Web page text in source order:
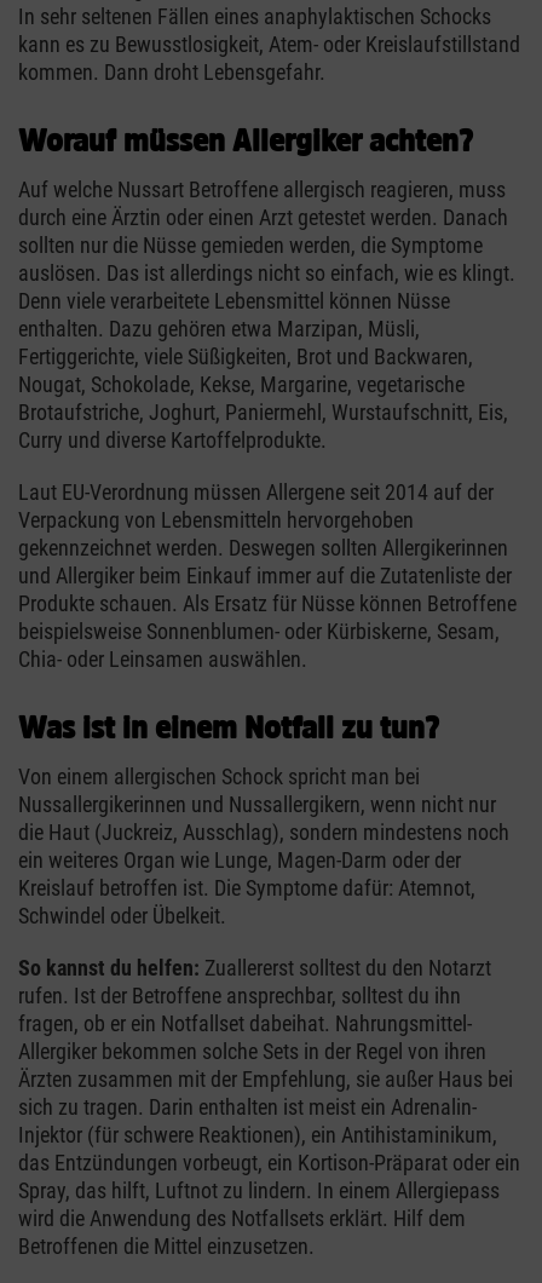
In sehr seltenen Fällen eines anaphylaktischen Schocks
kann es zu Bewusstlosigkeit, Atem- oder Kreislaufstillstand
kommen. Dann droht Lebensgefahr.
Worauf müssen Allergiker achten?
Auf welche Nussart Betroffene allergisch reagieren, muss
durch eine Ärztin oder einen Arzt getestet werden. Danach
sollten nur die Nüsse gemieden werden, die Symptome
auslösen. Das ist allerdings nicht so einfach, wie es klingt.
Denn viele verarbeitete Lebensmittel können Nüsse
enthalten. Dazu gehören etwa Marzipan, Müsli,
Fertiggerichte, viele Süßigkeiten, Brot und Backwaren,
Nougat, Schokolade, Kekse, Margarine, vegetarische
Brotaufstriche, Joghurt, Paniermehl, Wurstaufschnitt, Eis,
Curry und diverse Kartoffelprodukte.
Laut EU-Verordnung müssen Allergene seit 2014 auf der
Verpackung von Lebensmitteln hervorgehoben
gekennzeichnet werden. Deswegen sollten Allergikerinnen
und Allergiker beim Einkauf immer auf die Zutatenliste der
Produkte schauen. Als Ersatz für Nüsse können Betroffene
beispielsweise Sonnenblumen- oder Kürbiskerne, Sesam,
Chia- oder Leinsamen auswählen.
Was ist in einem Notfall zu tun?
Von einem allergischen Schock spricht man bei
Nussallergikerinnen und Nussallergikern, wenn nicht nur
die Haut (Juckreiz, Ausschlag), sondern mindestens noch
ein weiteres Organ wie Lunge, Magen-Darm oder der
Kreislauf betroffen ist. Die Symptome dafür: Atemnot,
Schwindel oder Übelkeit.
So kannst du helfen: Zuallererst solltest du den Notarzt
rufen. Ist der Betroffene ansprechbar, solltest du ihn
fragen, ob er ein Notfallset dabeihat. Nahrungsmittel-
Allergiker bekommen solche Sets in der Regel von ihren
Ärzten zusammen mit der Empfehlung, sie außer Haus bei
sich zu tragen. Darin enthalten ist meist ein Adrenalin-
Injektor (für schwere Reaktionen), ein Antihistaminikum,
das Entzündungen vorbeugt, ein Kortison-Präparat oder ein
Spray, das hilft, Luftnot zu lindern. In einem Allergiepass
wird die Anwendung des Notfallsets erklärt. Hilf dem
Betroffenen die Mittel einzusetzen.